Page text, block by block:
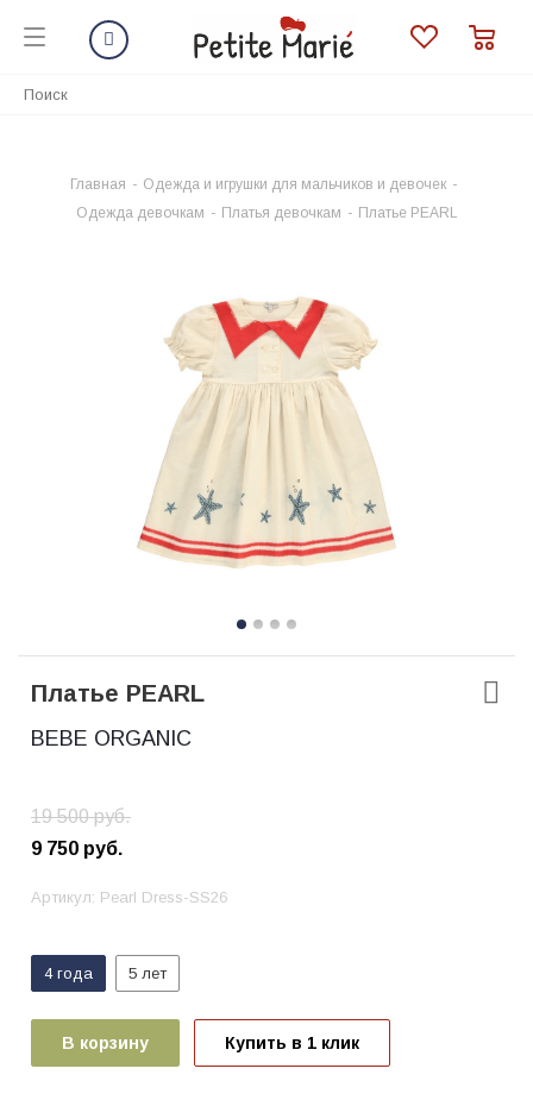
Главная - Одежда и игрушки для мальчиков и девочек -
Одежда девочкам - Платья девочкам - Платье PEARL
Платье PEARL
BEBE ORGANIC
19 500руб.
9 750 руб.
Артикул: Pearl Dress-SS26
4 года 5 лет
В корзину Купить в 1 клик